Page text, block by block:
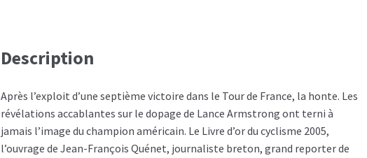
Description
Après l’exploit d’une septième victoire dans le Tour de France, la honte. Les
révélations accablantes sur le dopage de Lance Armstrong ont terni à
jamais l’image du champion américain. Le Livre d’or du cyclisme 2005,
l’ouvrage de Jean-François Quénet, journaliste breton, grand reporter de